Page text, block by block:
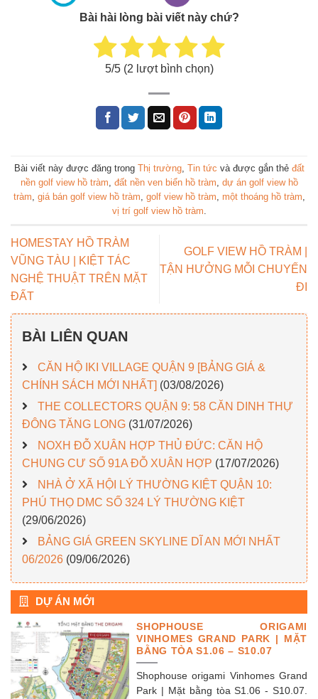
Bài hài lòng bài viết này chứ?
5/5 (2 lượt bình chọn)
Bài viết này được đăng trong Thị trường, Tin tức và được gắn thẻ đất
nền golf view hồ tràm đất nền ven biển hồ tràm dự án golf view hồ
tràm giá bán golf view hồ tràm golf view hồ tràm một thoáng hồ tràm
vị trí golf view hồ tràm
HOMESTAY HỒ TRÀM
VŨNG TÀU | KIỆT TÁC
NGHỆ THUẬT TRÊN MẶT
ĐẤT
GOLF VIEW HỒ TRÀM |
TẬN HƯỞNG MỖI CHUYẾN
ĐI
BÀI LIÊN QUAN
CĂN HỘ IKI VILLAGE QUẬN 9 [BẢNG GIÁ &
CHÍNH SÁCH MỚI NHẤT] (03/08/2026)
THE COLLECTORS QUẬN 9: 58 CĂN DINH THỰ
ĐÔNG TĂNG LONG (31/07/2026)
NOXH ĐỖ XUÂN HỢP THỦ ĐỨC: CĂN HỘ
CHUNG CƯ SỐ 91A ĐỖ XUÂN HỢP (17/07/2026)
NHÀ Ở XÃ HỘI LÝ THƯỜNG KIỆT QUẬN 10:
PHÚ THỌ DMC SỐ 324 LÝ THƯỜNG KIỆT
(29/06/2026)
BẢNG GIÁ GREEN SKYLINE DĨ AN MỚI NHẤT
06/2026 (09/06/2026)
DỰ ÁN MỚI
SHOPHOUSE ORIGAMI
VINHOMES GRAND PARK | MẶT
BẰNG TÒA S1.06 – S10.07
Shophouse origami Vinhomes Grand
Park | Mặt bằng tòa S1.06 - S10.07.